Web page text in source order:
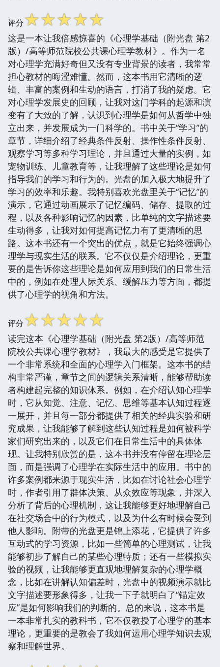
评分☆☆☆☆☆
这是一本让我倍感惊喜的《心理学基础（附光盘 第2
版）/高等师范院校公共课心理学教材》。作为一名
对心理学充满好奇但又没有专业背景的读者，我常常
担心教材的晦涩难懂。然而，这本书用它清晰的逻
辑、丰富的案例和生动的语言，打消了我的疑虑。它
对心理学发展史的回顾，让我对这门学科的起源和演
变有了大致的了解，认识到心理学是如何从哲学中独
立出来，并发展成为一门科学的。书中关于“学习”的
章节，详细介绍了经典条件反射、操作性条件反射、
观察学习等多种学习理论，并且通过大量的实例，如
宠物训练、儿童教育等，让我理解了这些理论是如何
指导我们的学习和行为的。光盘的加入极大地提升了
学习的效率和乐趣。我特别喜欢光盘里关于“记忆”的
演示，它通过动画展示了记忆编码、储存、提取的过
程，以及各种影响记忆的因素，比单纯的文字描述要
生动得多，让我对如何提高记忆力有了更清晰的思
路。这本书还有一个突出的优点，就是它始终强调心
理学与现实生活的联系。它不仅仅是介绍理论，更重
要的是告诉你这些理论是如何应用到我们的日常生活
中的，例如在处理人际关系、缓解压力等方面，都提
供了心理学的视角和方法。
评分☆☆☆☆☆
读完这本《心理学基础（附光盘 第2版）/高等师范
院校公共课心理学教材》，我最大的感受是它提供了
一个非常系统和全面的心理学入门框架。这本书的结
构非常严谨，章节之间的逻辑关系清晰，能够帮助读
者构建起完整的知识体系。例如，在介绍认知心理学
时，它从知觉、注意、记忆、思维等基本认知过程逐
一展开，并且每一部分都提供了相关的经典实验和研
究成果，让我能够了解到这些认知过程是如何被科学
家们研究出来的，以及它们在日常生活中的具体体
现。让我特别欣赏的是，这本书并没有停留在理论层
面，而是强调了心理学在实际生活中的应用。书中的
许多案例都来源于现实生活，比如在讨论社会心理学
时，作者引用了群体决策、从众效应等现象，并深入
分析了背后的心理机制，这让我能够更好地理解自己
在社交场合中的行为模式，以及为什么有时候会受到
他人影响。附带的光盘更是锦上添花，它提供了许多
互动式的学习资源，比如一些简单的心理测试，让我
能够初步了解自己的某些心理特质；还有一些模拟实
验的视频，让我能够更直观地理解复杂的心理学概
念，比如在讲解认知偏差时，光盘中的视频演示就比
文字描述要形象得多，让我一下子就明白了“锚定效
应”是如何影响我们的判断的。总的来说，这本书是
一本非常扎实的教科书，它不仅教授了心理学的基本
理论，更重要的是教会了我如何运用心理学知识去观
察和理解世界。